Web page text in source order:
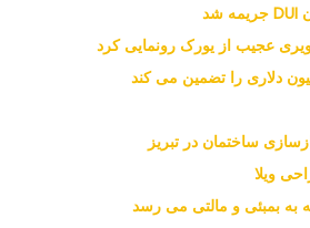
ساختمان در تبریز
ویلا
به بمبئی و مالتی می رسد